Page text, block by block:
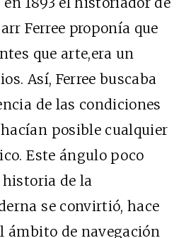
Ferree proponía que
que arte,era un
Así, Ferree buscaba
de las condiciones
posible cualquier
Este ángulo poco
de la
se convirtió, hace
ámbito de navegación